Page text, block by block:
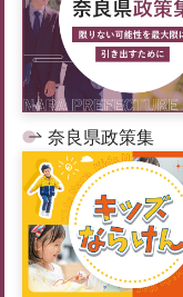
奈良県政策集